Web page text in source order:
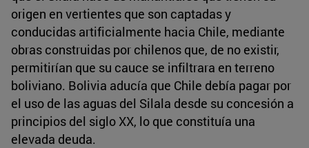
origen en vertientes que son captadas y
conducidas artificialmente hacia Chile, mediante
obras construidas por chilenos que, de no existir,
permitirían que su cauce se infiltrara en terreno
boliviano. Bolivia aducía que Chile debía pagar por
el uso de las aguas del Silala desde su concesión a
principios del siglo XX, lo que constituía una
elevada deuda.